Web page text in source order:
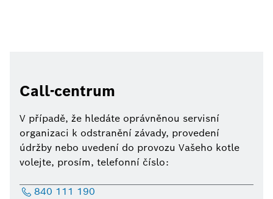
Call-centrum
V případě, že hledáte oprávněnou servisní
organizaci k odstranění závady, provedení
údržby nebo uvedení do provozu Vašeho kotle
volejte, prosím, telefonní číslo:
840 111 190